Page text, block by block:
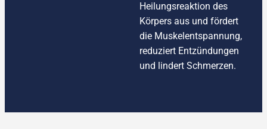
Heilungsreaktion des
Körpers aus und fördert
die Muskelentspannung,
reduziert Entzündungen
und lindert Schmerzen.